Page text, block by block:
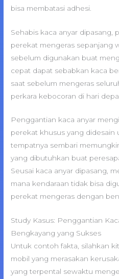
bisa membatasi adhesi.
Sehabis kaca anyar dipasang,
perekat mengeras sepanjang
sebelum digunakan buat
cepat dapat sebabkan kaca
saat sebelum mengeras
perkara kebocoran di hari
Penggantian kaca anyar
perekat khusus yang
tempatnya sembari
yang dibutuhkan buat
Seusai kaca anyar dipasang,
mana kendaraan tidak bisa
perekat mengeras dengan
Study Kasus: Penggantian
Bengkayang yang Sukses
Untuk contoh fakta, silahkan
mobil yang merasakan
yang terpental sewaktu